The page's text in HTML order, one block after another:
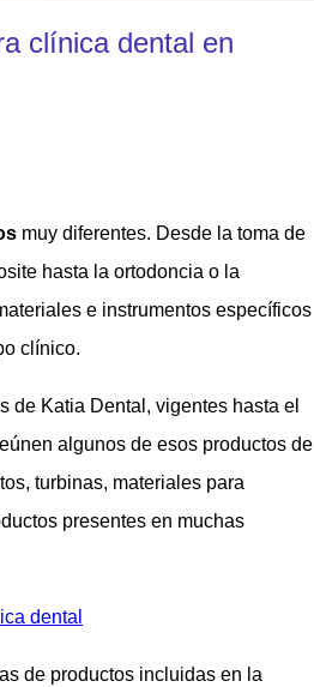
clínica dental en
muy diferentes. Desde la toma de
hasta la ortodoncia o la
e instrumentos específicos
clínico.
de Katia Dental, vigentes hasta el
algunos de esos productos de
turbinas, materiales para
presentes en muchas
dental
de productos incluidas en la